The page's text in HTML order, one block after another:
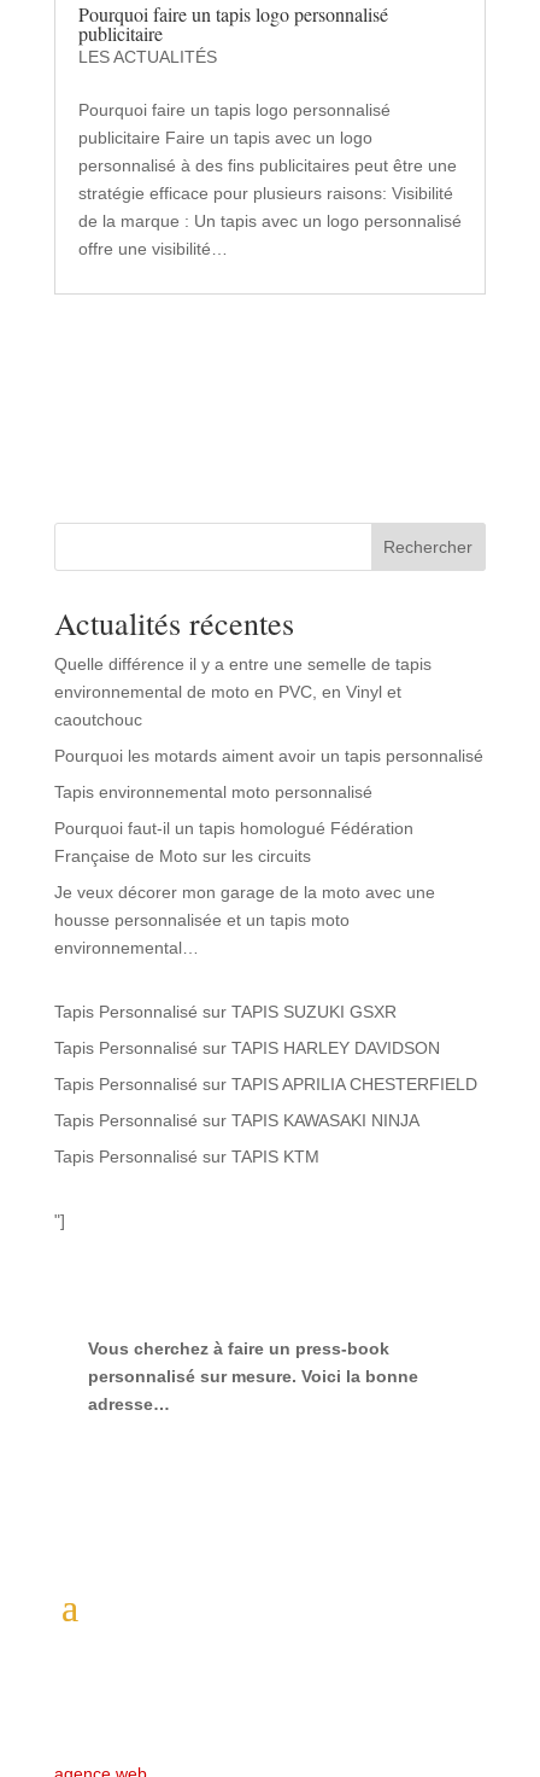
Pourquoi faire un tapis logo personnalisé
publicitaire
LES ACTUALITÉS
Pourquoi faire un tapis logo personnalisé
publicitaire Faire un tapis avec un logo
personnalisé à des fins publicitaires peut être une
stratégie efficace pour plusieurs raisons: Visibilité
de la marque : Un tapis avec un logo personnalisé
offre une visibilité…
Rechercher
Actualités récentes
Quelle différence il y a entre une semelle de tapis
environnemental de moto en PVC, en Vinyl et
caoutchouc
Pourquoi les motards aiment avoir un tapis personnalisé
Tapis environnemental moto personnalisé
Pourquoi faut-il un tapis homologué Fédération
Française de Moto sur les circuits
Je veux décorer mon garage de la moto avec une
housse personnalisée et un tapis moto
environnemental…
Tapis Personnalisé sur TAPIS SUZUKI GSXR
Tapis Personnalisé sur TAPIS HARLEY DAVIDSON
Tapis Personnalisé sur TAPIS APRILIA CHESTERFIELD
Tapis Personnalisé sur TAPIS KAWASAKI NINJA
Tapis Personnalisé sur TAPIS KTM
"]
Vous cherchez à faire un press-book
personnalisé sur mesure. Voici la bonne
adresse…